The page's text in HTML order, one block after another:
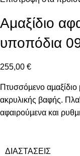
Αμαξίδιο
υποπόδια
255,00 €
Πτυσσόµενο αµαξίδιο
ακρυλικής βαφής.
αφαιρούµενα και
ΔΙΑΣΤΆΣΕΙΣ